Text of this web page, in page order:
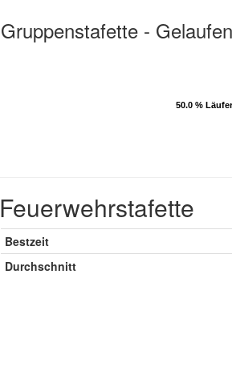
Gruppenstafette -
50.0 %
50.0 %
Feuerwehrstafette
Bestzeit
Durchschnitt